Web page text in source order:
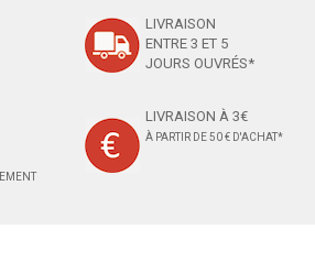
LIVRAISON
ENTRE 3 ET 5
JOURS OUVRÉS*
LIVRAISON À 3€
À PARTIR DE 50 € D'ACHAT*